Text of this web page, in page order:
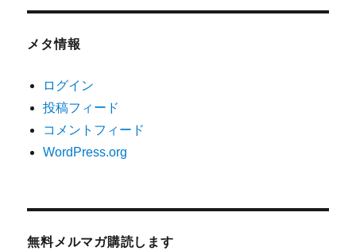
メタ情報
ログイン
投稿フィード
コメントフィード
WordPress.org
無料メルマガ購読します